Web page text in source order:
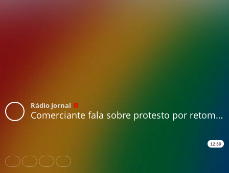
Rádio Jornal
Comerciante fala sobre protesto por retomada de atividades de barraqueiros
12:39
Share Like